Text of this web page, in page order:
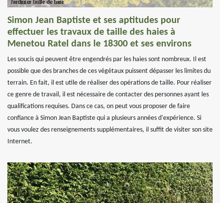
Simon Jean Baptiste et ses aptitudes pour
effectuer les travaux de taille des haies à
Menetou Ratel dans le 18300 et ses environs
Les soucis qui peuvent être engendrés par les haies sont nombreux. Il est
possible que des branches de ces végétaux puissent dépasser les limites du
terrain. En fait, il est utile de réaliser des opérations de taille. Pour réaliser
ce genre de travail, il est nécessaire de contacter des personnes ayant les
qualifications requises. Dans ce cas, on peut vous proposer de faire
confiance à Simon Jean Baptiste qui a plusieurs années d'expérience. Si
vous voulez des renseignements supplémentaires, il suffit de visiter son site
Internet.